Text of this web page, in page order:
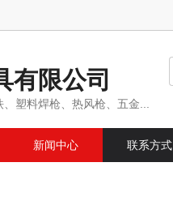
有限公司
塑料焊枪、热风枪、五金...
新闻中心 联系方式